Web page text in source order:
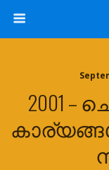
2001 –